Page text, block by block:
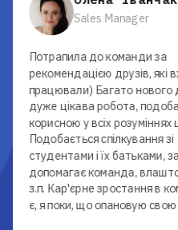
Sales Manager
Потрапила до команди за
рекомендацією друзів, які
працювали) Багато нового
дуже цікава робота,
корисною у всіх розуміннях
Подобається спілкування зі
студентами і їх батьками,
допомагає команда,
з.п. Кар'єрне зростання в
є, я поки, що опановую